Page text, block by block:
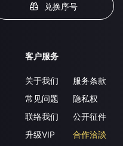
兑换序号
客户服务
关于我们
常见问题
联络我们
升级VIP
服务条款
隐私权
公开征件
合作洽談